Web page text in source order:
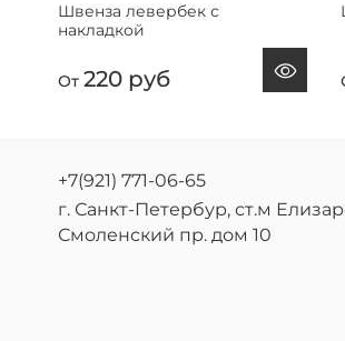
Швенза левербек с
накладкой
От 220 руб
+7(921) 771-06-65
г. Санкт-Петербур, ст.м
Смоленский пр. дом 10